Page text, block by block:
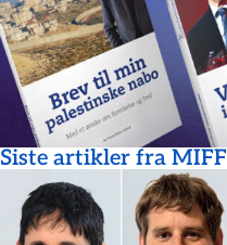
Siste artikler fra MIFF